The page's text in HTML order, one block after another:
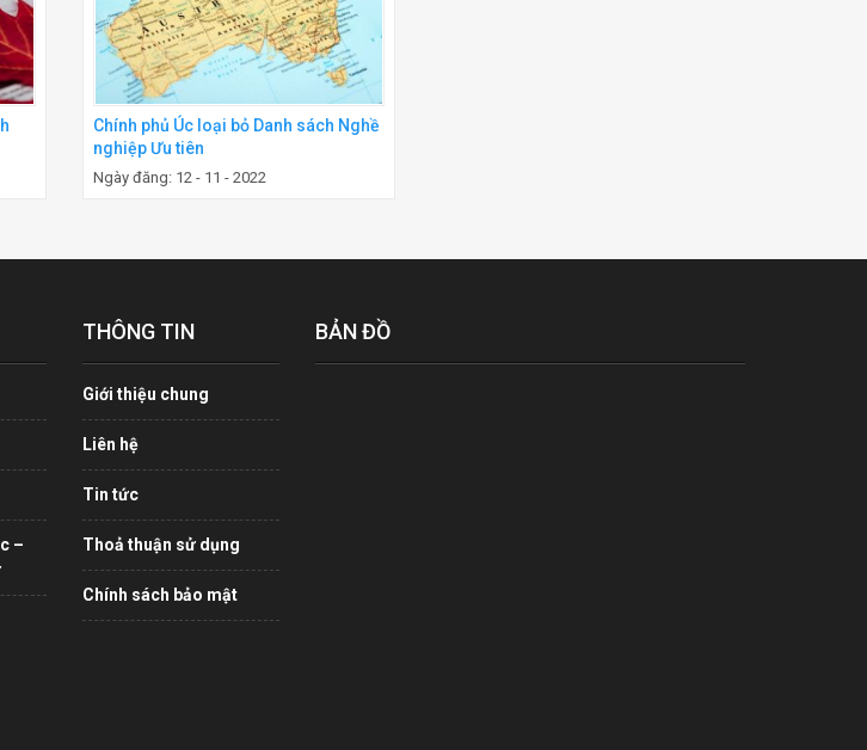
Chính phủ Úc loại bỏ Danh sách Nghề
nghiệp Ưu tiên
Ngày đăng: 12 - 11 - 2022
–
THÔNG TIN
Giới thiệu chung
Liên hệ
Tin tức
Thoả thuận sử dụng
Chính sách bảo mật
BẢN ĐỒ